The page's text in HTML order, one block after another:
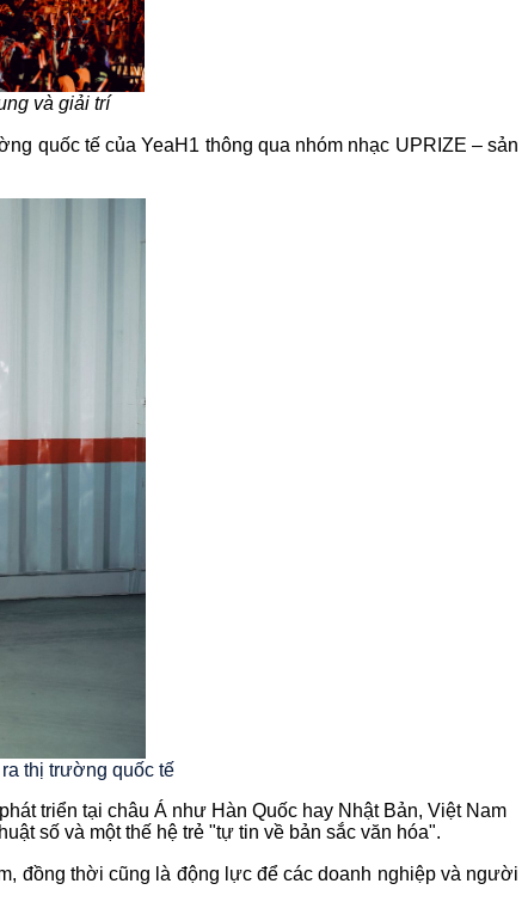
và giải trí
quốc tế của YeaH1 thông qua nhóm nhạc UPRIZE – sản
thị trường quốc tế
triển tại châu Á như Hàn Quốc hay Nhật Bản, Việt Nam
số và một thế hệ trẻ "tự tin về bản sắc văn hóa".
đồng thời cũng là động lực để các doanh nghiệp và người